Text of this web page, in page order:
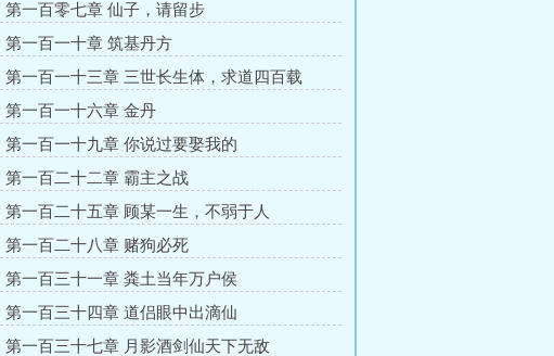
第一百零七章 仙子，请留步
第一百一十章 筑基丹方
第一百一十三章 三世长生体，求道四百载
第一百一十六章 金丹
第一百一十九章 你说过要娶我的
第一百二十二章 霸主之战
第一百二十五章 顾某一生，不弱于人
第一百二十八章 赌狗必死
第一百三十一章 粪土当年万户侯
第一百三十四章 道侣眼中出滴仙
第一百三十七章 月影酒剑仙天下无敌